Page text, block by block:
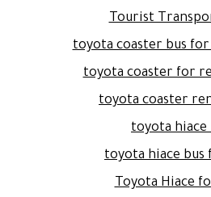
Tourist
toyota coaster bus
toyota coaster for
toyota coaster
toyota hiace
toyota hiace
Toyota Hiace